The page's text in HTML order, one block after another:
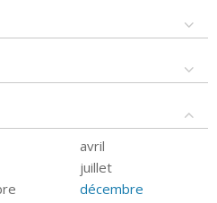
avril
juillet
décembre